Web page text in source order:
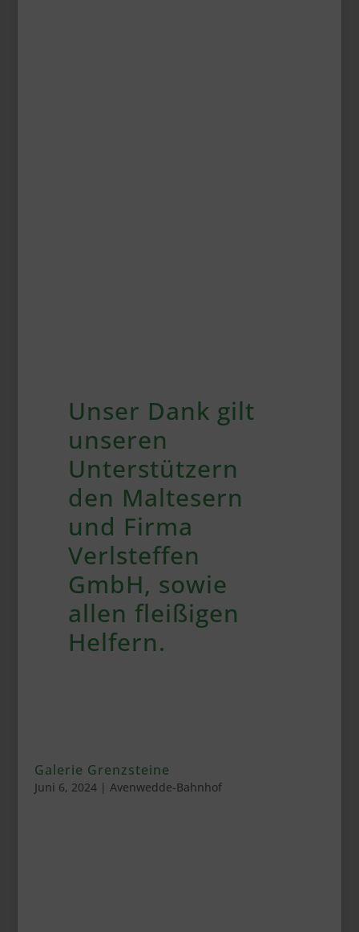
Unser Dank gilt
unseren
Unterstützern
den Maltesern
und Firma
Verlsteffen
GmbH, sowie
allen fleißigen
Helfern.
Galerie Grenzsteine
Juni 6, 2024| Avenwedde-Bahnhof